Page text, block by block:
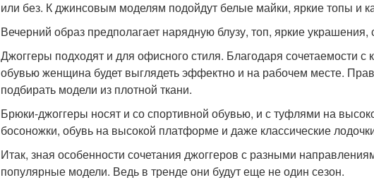
или без. К джинсовым моделям подойдут белые майки, яркие топы и
Вечерний образ предполагает нарядную блузу, топ, яркие украшения,
Джоггеры подходят и для офисного стиля. Благодаря сочетаемости
обувью женщина будет выглядеть эффектно и на рабочем месте.
подбирать модели из плотной ткани.
Брюки-джоггеры носят и со спортивной обувью, и с туфлями на
босоножки, обувь на высокой платформе и даже классические
Итак, зная особенности сочетания джоггеров с разными
популярные модели. Ведь в тренде они будут еще не один сезон.